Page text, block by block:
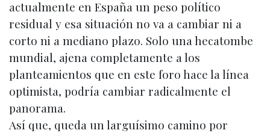
actualmente en España un peso político
residual y esa situación no va a cambiar ni a
corto ni a mediano plazo. Solo una hecatombe
mundial, ajena completamente a los
planteamientos que en este foro hace la línea
optimista, podría cambiar radicalmente el
panorama.
Así que, queda un larguísimo camino por